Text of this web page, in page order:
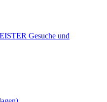
Gesuche und